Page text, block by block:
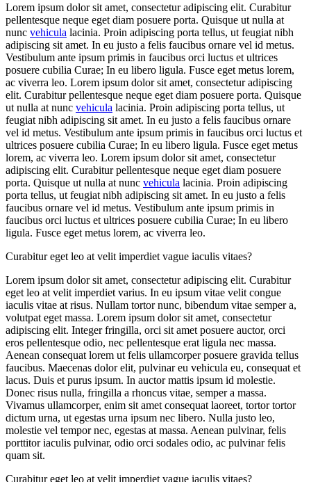
Lorem ipsum dolor sit amet, consectetur adipiscing elit. Curabitur
pellentesque neque eget diam posuere porta. Quisque ut nulla at
nunc vehicula lacinia. Proin adipiscing porta tellus, ut feugiat nibh
adipiscing sit amet. In eu justo a felis faucibus ornare vel id metus.
Vestibulum ante ipsum primis in faucibus orci luctus et ultrices
posuere cubilia Curae; In eu libero ligula. Fusce eget metus lorem,
ac viverra leo. Lorem ipsum dolor sit amet, consectetur adipiscing
elit. Curabitur pellentesque neque eget diam posuere porta. Quisque
ut nulla at nunc vehicula lacinia. Proin adipiscing porta tellus, ut
feugiat nibh adipiscing sit amet. In eu justo a felis faucibus ornare
vel id metus. Vestibulum ante ipsum primis in faucibus orci luctus et
ultrices posuere cubilia Curae; In eu libero ligula. Fusce eget metus
lorem, ac viverra leo. Lorem ipsum dolor sit amet, consectetur
adipiscing elit. Curabitur pellentesque neque eget diam posuere
porta. Quisque ut nulla at nunc vehicula lacinia. Proin adipiscing
porta tellus, ut feugiat nibh adipiscing sit amet. In eu justo a felis
faucibus ornare vel id metus. Vestibulum ante ipsum primis in
faucibus orci luctus et ultrices posuere cubilia Curae; In eu libero
ligula. Fusce eget metus lorem, ac viverra leo.
Curabitur eget leo at velit imperdiet vague iaculis vitaes?
Lorem ipsum dolor sit amet, consectetur adipiscing elit. Curabitur
eget leo at velit imperdiet varius. In eu ipsum vitae velit congue
iaculis vitae at risus. Nullam tortor nunc, bibendum vitae semper a,
volutpat eget massa. Lorem ipsum dolor sit amet, consectetur
adipiscing elit. Integer fringilla, orci sit amet posuere auctor, orci
eros pellentesque odio, nec pellentesque erat ligula nec massa.
Aenean consequat lorem ut felis ullamcorper posuere gravida tellus
faucibus. Maecenas dolor elit, pulvinar eu vehicula eu, consequat et
lacus. Duis et purus ipsum. In auctor mattis ipsum id molestie.
Donec risus nulla, fringilla a rhoncus vitae, semper a massa.
Vivamus ullamcorper, enim sit amet consequat laoreet, tortor tortor
dictum urna, ut egestas urna ipsum nec libero. Nulla justo leo,
molestie vel tempor nec, egestas at massa. Aenean pulvinar, felis
porttitor iaculis pulvinar, odio orci sodales odio, ac pulvinar felis
quam sit.
Curabitur eget leo at velit imperdiet vague iaculis vitaes?